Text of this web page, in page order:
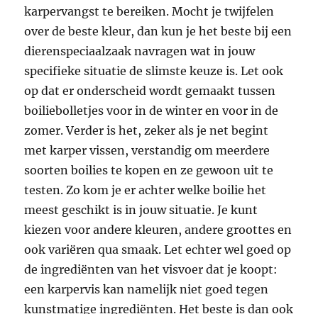
karpervangst te bereiken. Mocht je twijfelen
over de beste kleur, dan kun je het beste bij een
dierenspeciaalzaak navragen wat in jouw
specifieke situatie de slimste keuze is. Let ook
op dat er onderscheid wordt gemaakt tussen
boiliebolletjes voor in de winter en voor in de
zomer. Verder is het, zeker als je net begint
met karper vissen, verstandig om meerdere
soorten boilies te kopen en ze gewoon uit te
testen. Zo kom je er achter welke boilie het
meest geschikt is in jouw situatie. Je kunt
kiezen voor andere kleuren, andere groottes en
ook variëren qua smaak. Let echter wel goed op
de ingrediënten van het visvoer dat je koopt:
een karpervis kan namelijk niet goed tegen
kunstmatige ingrediënten. Het beste is dan ook